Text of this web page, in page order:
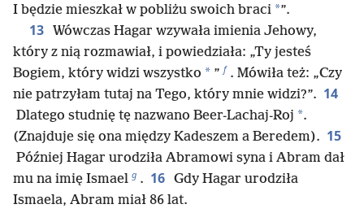
I będzie mieszkał w pobliżu swoich braci *”.
13 Wówczas Hagar wzywała imienia Jehowy,
który z nią rozmawiał, i powiedziała: „Ty jesteś
Bogiem, który widzi wszystko * ” f . Mówiła też: „Czy
nie patrzyłam tutaj na Tego, który mnie widzi?”. 14
Dlatego studnię tę nazwano Beer-Lachaj-Roj *.
(Znajduje się ona między Kadeszem a Beredem). 15
Później Hagar urodziła Abramowi syna i Abram dał
mu na imię Ismael g . 16 Gdy Hagar urodziła
Ismaela, Abram miał 86 lat.